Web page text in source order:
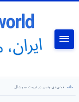
خانه •جی‌دی ونس در تروث سوشال